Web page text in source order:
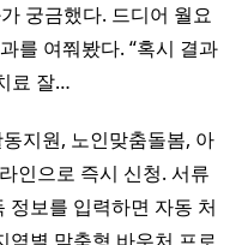
궁금했다. 드디어 월요
를 여쭤봤다. “혹시 결과
료 잘…
지원, 노인맞춤돌봄, 아
인으로 즉시 신청. 서류
정보를 입력하면 자동 처